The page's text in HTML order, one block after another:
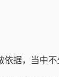
据，当中